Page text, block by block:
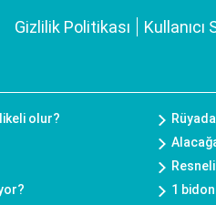
Gizlilik Politikası
olur?
1